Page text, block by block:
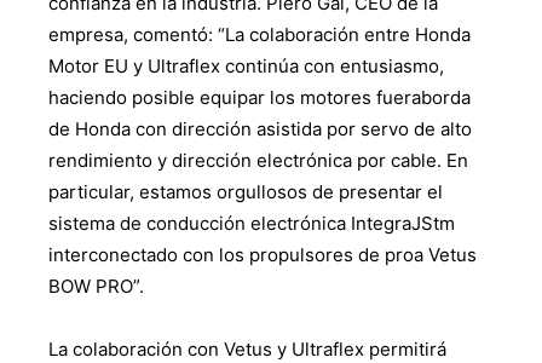
empresa, comentó: “La colaboración entre Honda
Motor EU y Ultraflex continúa con entusiasmo,
haciendo posible equipar los motores fueraborda
de Honda con dirección asistida por servo de alto
rendimiento y dirección electrónica por cable. En
particular, estamos orgullosos de presentar el
sistema de conducción electrónica IntegraJStm
interconectado con los propulsores de proa Vetus
BOW PRO”.
La colaboración con Vetus y Ultraflex permitirá